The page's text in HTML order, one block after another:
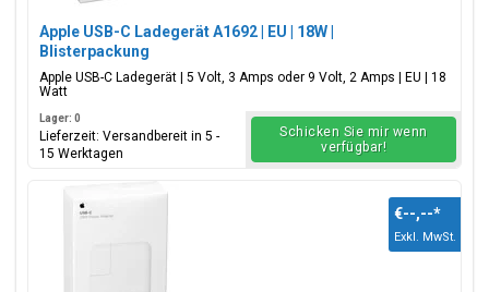
Apple USB-C Ladegerät A1692 | EU | 18W |
Blisterpackung
Apple USB-C Ladegerät | 5 Volt, 3 Amps oder 9 Volt, 2 Amps | EU | 18
Watt
Lager: 0
Lieferzeit: Versandbereit in 5 -
15 Werktagen
Schicken Sie mir wenn
verfügbar!
€--,--*
Exkl. MwSt.